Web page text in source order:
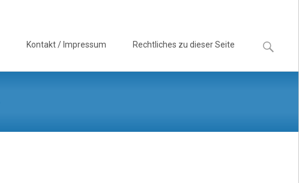
Kontakt / Impressum Rechtliches zu dieser Seite
Suchen
nach: